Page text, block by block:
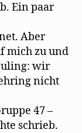
Ein paar
Aber
mich zu und
wir
nicht
47 –
schrieb.